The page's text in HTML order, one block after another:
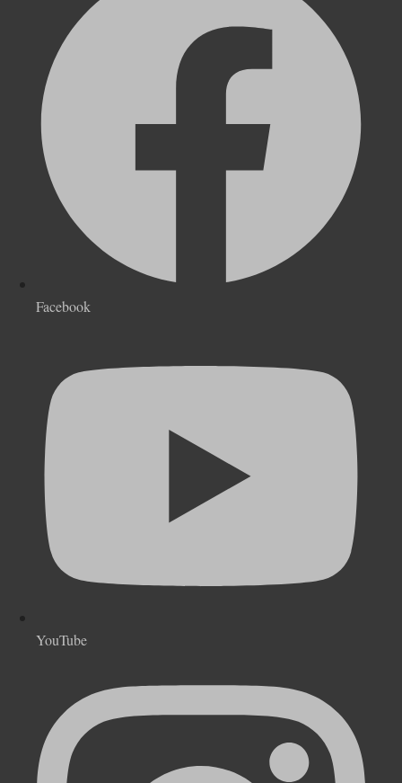
Facebook
YouTube